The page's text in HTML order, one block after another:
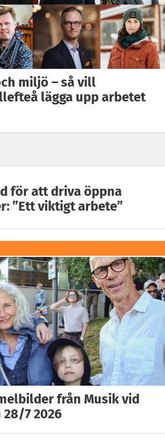
miljö – så vill
lägga upp arbetet
för att driva öppna
”Ett viktigt arbete”
från Musik vid
7 2026